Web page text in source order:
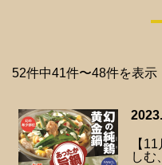
52件中41件〜48件を表示
【
しむ